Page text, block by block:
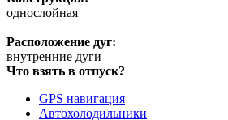
однослойная
Расположение дуг:
внутренние дуги
Что взять в отпуск?
GPS навигация
Автохолодильники